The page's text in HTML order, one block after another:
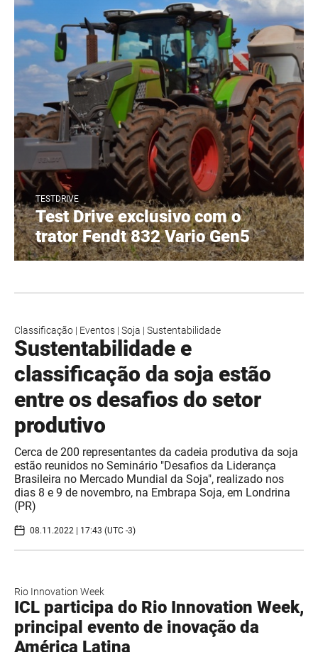
TESTDRIVE
Test Drive exclusivo com o
trator Fendt 832 Vario Gen5
Classificação | Eventos | Soja | Sustentabilidade
Sustentabilidade e
classificação da soja estão
entre os desafios do setor
produtivo
Cerca de 200 representantes da cadeia produtiva da soja
estão reunidos no Seminário "Desafios da Liderança
Brasileira no Mercado Mundial da Soja", realizado nos
dias 8 e 9 de novembro, na Embrapa Soja, em Londrina
(PR)
08.11.2022 | 17:43 (UTC -3)
Rio Innovation Week
ICL participa do Rio Innovation Week,
principal evento de inovação da
América Latina